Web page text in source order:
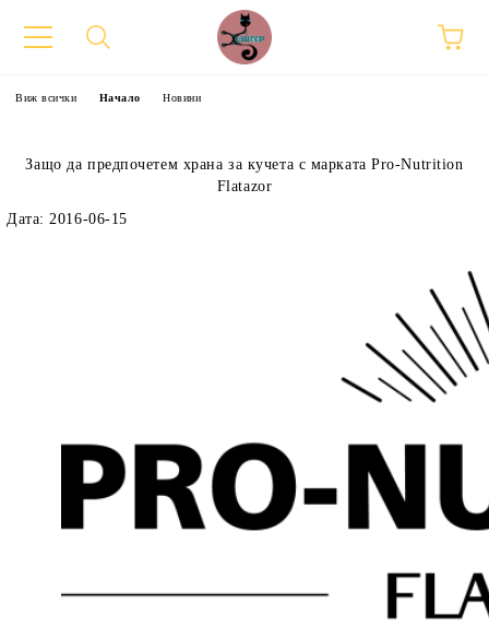
Виж всички Начало Новини
Защо да предпочетем храна за кучета с марката Pro-Nutrition
Flatazor
Дата: 2016-06-15